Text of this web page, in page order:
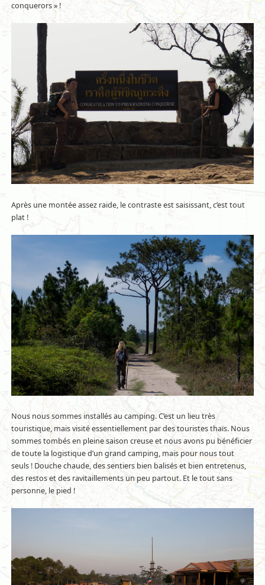
conquerors » !
Après une montée assez raide, le contraste est saisissant, c’est tout
plat !
Nous nous sommes installés au camping. C’est un lieu très
touristique, mais visité essentiellement par des touristes thaïs. Nous
sommes tombés en pleine saison creuse et nous avons pu bénéficier
de toute la logistique d’un grand camping, mais pour nous tout
seuls ! Douche chaude, des sentiers bien balisés et bien entretenus,
des restos et des ravitaillements un peu partout. Et le tout sans
personne, le pied !